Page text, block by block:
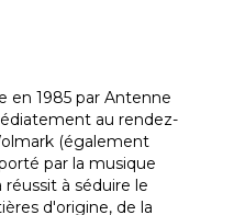
en 1985 par Antenne
au rendez-
(également
par la musique
à séduire le
d'origine, de la